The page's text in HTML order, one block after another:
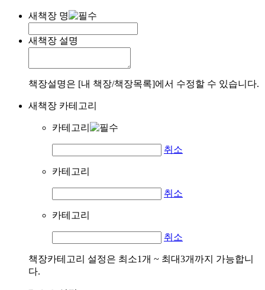
새책장 명
새책장 설명
책장설명은 [내 책장/책장목록]에서 수정할 수 있습니다.
새책장 카테고리
카테고리
취소
카테고리
취소
카테고리
취소
책장카테고리 설정은 최소1개 ~ 최대3개까지 가능합니
다.